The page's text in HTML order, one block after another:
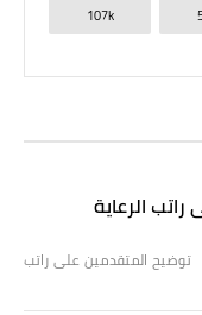
107k
الرعاية
توضيح المتقدمين على راتب